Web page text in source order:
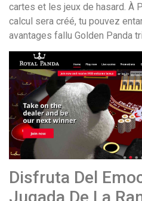
cartes et les jeux de hasard. À
calcul sera créé, tu pouvez
avantages fallu Golden Panda
Disfruta Del